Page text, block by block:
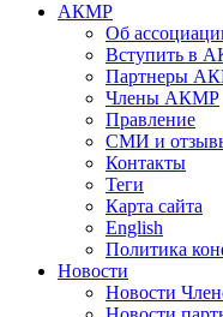
АКМР
Об
Вступить в
Партнеры
Члены АКМР
Правление
СМИ и
Контакты
Теги
Карта сайта
English
Политика
Новости
Новости